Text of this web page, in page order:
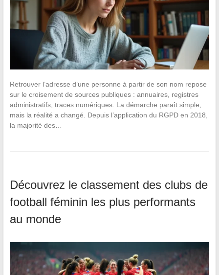
Retrouver l’adresse d’une personne à partir de son nom repose
sur le croisement de sources publiques : annuaires, registres
administratifs, traces numériques. La démarche paraît simple,
mais la réalité a changé. Depuis l’application du RGPD en 2018,
la majorité des…
Découvrez le classement des clubs de
football féminin les plus performants
au monde